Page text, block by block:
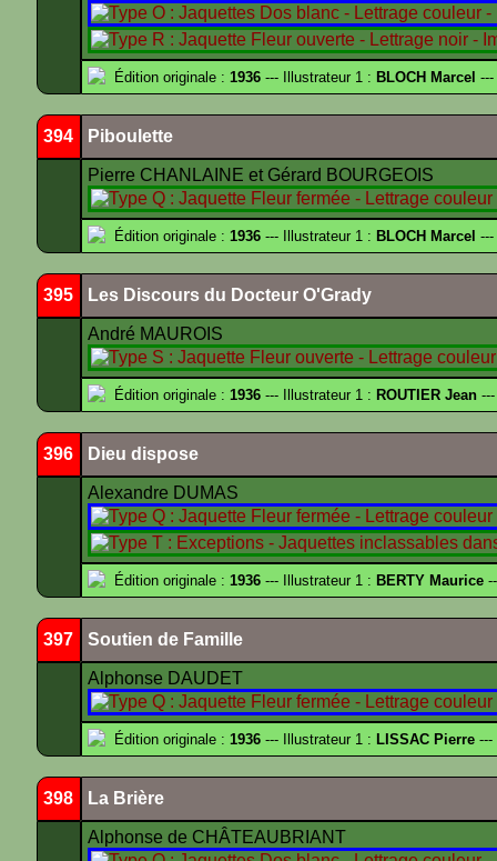
Édition originale : 1936 --- Illustrateur 1 : BLOCH Marcel ---
394 Piboulette
Pierre CHANLAINE et Gérard BOURGEOIS
Édition originale : 1936 --- Illustrateur 1 : BLOCH Marcel ---
395 Les Discours du Docteur O'Grady
André MAUROIS
Édition originale : 1936 --- Illustrateur 1 : ROUTIER Jean ---
396 Dieu dispose
Alexandre DUMAS
Édition originale : 1936 --- Illustrateur 1 : BERTY Maurice
397 Soutien de Famille
Alphonse DAUDET
Édition originale : 1936 --- Illustrateur 1 : LISSAC Pierre ---
398 La Brière
Alphonse de CHÂTEAUBRIANT